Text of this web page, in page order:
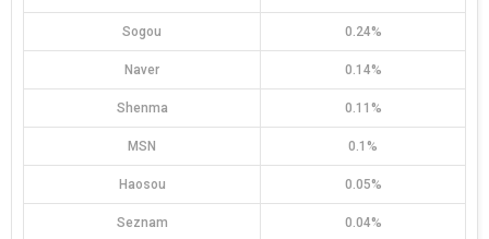
Sogou 0.24%
Naver 0.14%
Shenma 0.11%
MSN 0.1%
Haosou 0.05%
Seznam 0.04%